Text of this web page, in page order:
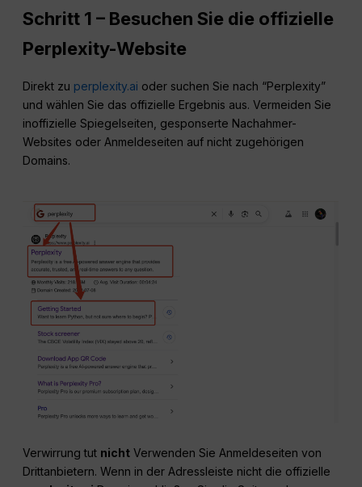
Schritt 1 – Besuchen Sie die offizielle
Perplexity-Website
Direkt zu perplexity.ai oder suchen Sie nach “Perplexity”
und wählen Sie das offizielle Ergebnis aus. Vermeiden Sie
inoffizielle Spiegelseiten, gesponserte Nachahmer-
Websites oder Anmeldeseiten auf nicht zugehörigen
Domains.
Verwirrung tut nicht Verwenden Sie Anmeldeseiten von
Drittanbietern. Wenn in der Adressleiste nicht die offizielle